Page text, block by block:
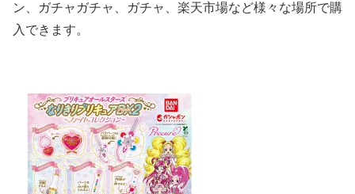
ン、ガチャガチャ、ガチャ、楽天市場など様々な場所で購
入できます。